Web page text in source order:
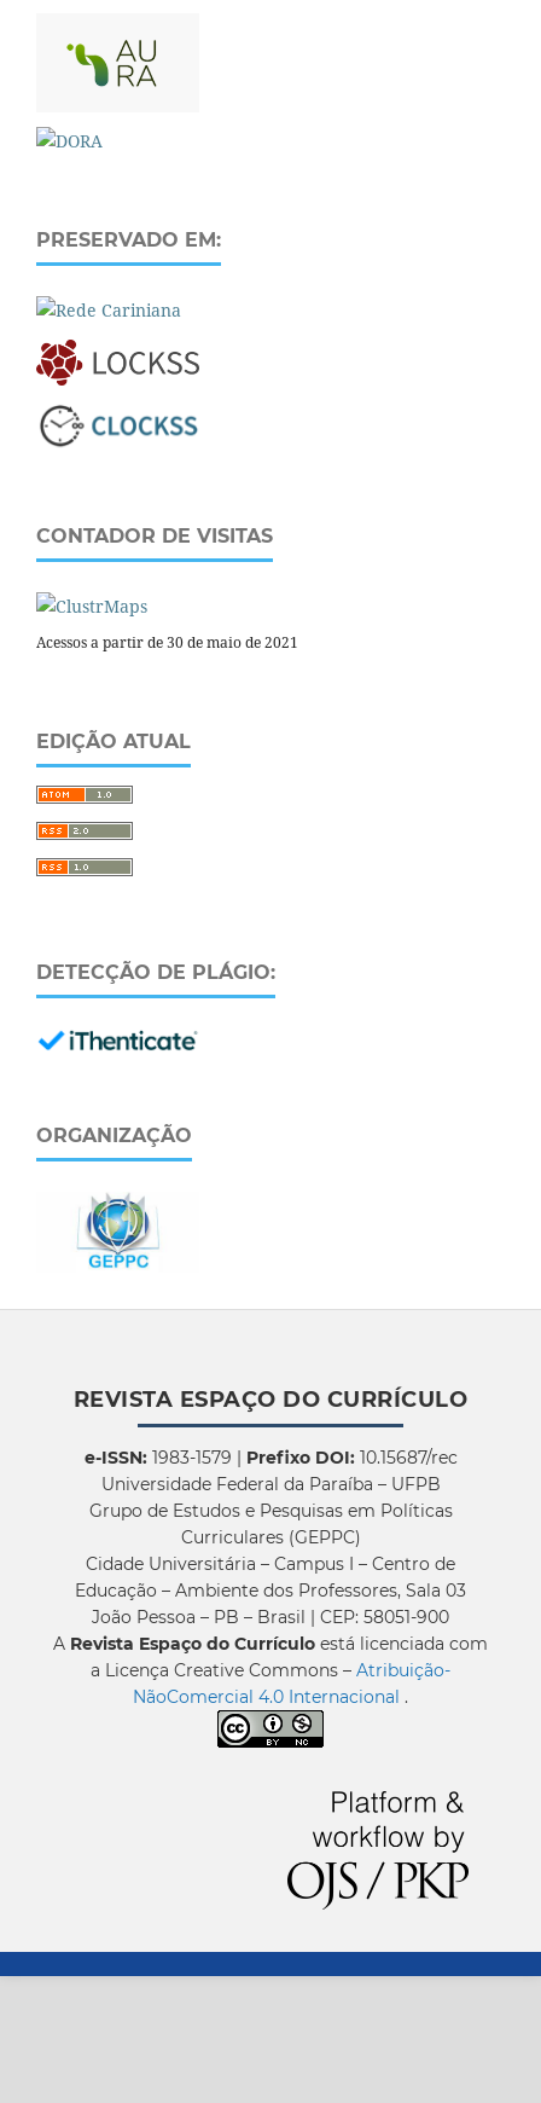
PRESERVADO EM:
CONTADOR DE VISITAS
Acessos a partir de 30 de maio de 2021
EDIÇÃO ATUAL
DETECÇÃO DE PLÁGIO:
ORGANIZAÇÃO
REVISTA ESPAÇO DO CURRÍCULO
e-ISSN:1983-1579 | Prefixo DOI:10.15687/rec
Universidade Federal da Paraíba – UFPB
Grupo de Estudos e Pesquisas em Políticas
Curriculares (GEPPC)
Cidade Universitária – Campus I – Centro de
Educação – Ambiente dos Professores, Sala 03
João Pessoa – PB – Brasil | CEP: 58051-900
A Revista Espaço do Currículo está licenciada com
a Licença Creative Commons – Atribuição-
NãoComercial 4.0 Internacional .